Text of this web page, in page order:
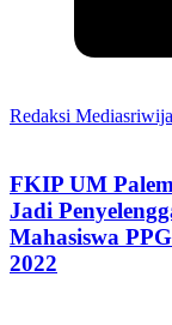
Redaksi
FKIP UM
Jadi
Mahasiswa
2022